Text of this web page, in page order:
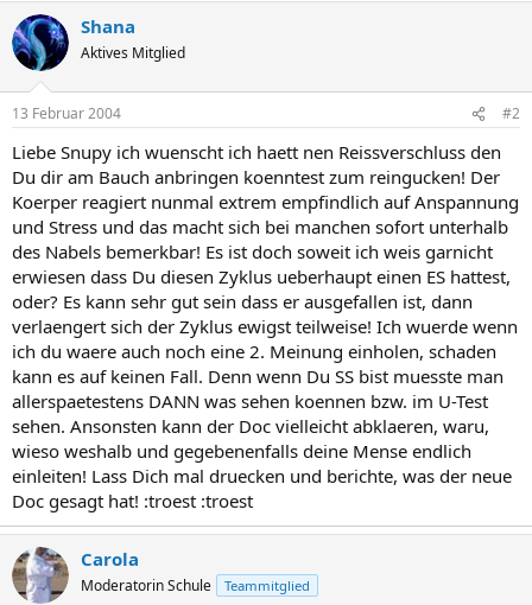
Shana
Aktives Mitglied
13 Februar 2004 #2
Liebe Snupy ich wuenscht ich haett nen Reissverschluss den
Du dir am Bauch anbringen koenntest zum reingucken! Der
Koerper reagiert nunmal extrem empfindlich auf Anspannung
und Stress und das macht sich bei manchen sofort unterhalb
des Nabels bemerkbar! Es ist doch soweit ich weis garnicht
erwiesen dass Du diesen Zyklus ueberhaupt einen ES hattest,
oder? Es kann sehr gut sein dass er ausgefallen ist, dann
verlaengert sich der Zyklus ewigst teilweise! Ich wuerde wenn
ich du waere auch noch eine 2. Meinung einholen, schaden
kann es auf keinen Fall. Denn wenn Du SS bist muesste man
allerspaetestens DANN was sehen koennen bzw. im U-Test
sehen. Ansonsten kann der Doc vielleicht abklaeren, waru,
wieso weshalb und gegebenenfalls deine Mense endlich
einleiten! Lass Dich mal druecken und berichte, was der neue
Doc gesagt hat! :troest :troest
Carola
Moderatorin Schule Teammitglied